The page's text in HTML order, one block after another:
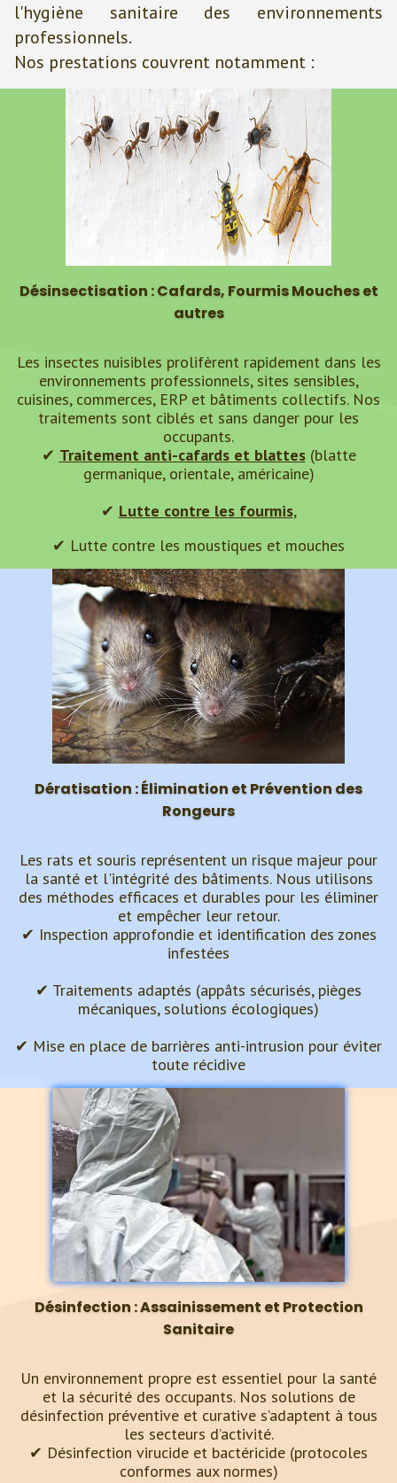
l'hygiène sanitaire des environnements
professionnels.
Nos prestations couvrent notamment :
Désinsectisation : Cafards, Fourmis Mouches et
autres
Les insectes nuisibles prolifèrent rapidement dans les
environnements professionnels, sites sensibles,
cuisines, commerces, ERP et bâtiments collectifs. Nos
traitements sont ciblés et sans danger pour les
occupants.
✔ Traitement anti-cafards et blattes(blatte
germanique, orientale, américaine)
✔ Lutte contre les fourmis,
✔ Lutte contre les moustiques et mouches
Dératisation :Élimination et Prévention des
Rongeurs
Les rats et souris représentent un risque majeur pour
la santé et l'intégrité des bâtiments. Nous utilisons
des méthodes efficaces et durables pour les éliminer
et empêcher leur retour.
✔ Inspection approfondie et identification des zones
infestées
✔ Traitements adaptés (appâts sécurisés, pièges
mécaniques, solutions écologiques)
✔ Mise en place de barrières anti-intrusion pour éviter
toute récidive
Désinfection : Assainissement et Protection
Sanitaire
Un environnement propre est essentiel pour la santé
et la sécurité des occupants. Nos solutions de
désinfection préventive et curative s’adaptent à tous
les secteurs d’activité.
✔ Désinfection virucide et bactéricide (protocoles
conformes aux normes)